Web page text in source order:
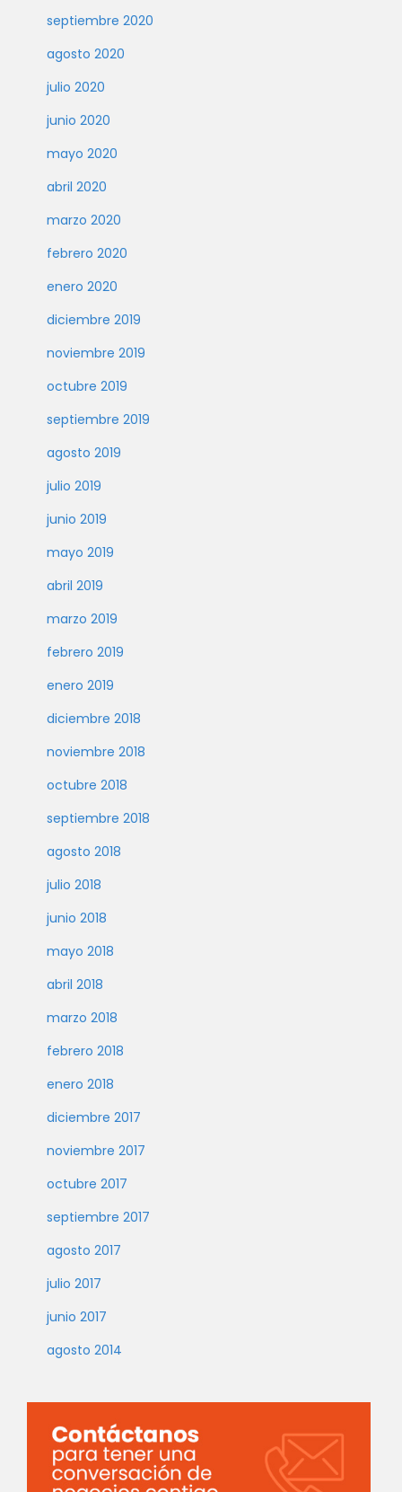
septiembre 2020
agosto 2020
julio 2020
junio 2020
mayo 2020
abril 2020
marzo 2020
febrero 2020
enero 2020
diciembre 2019
noviembre 2019
octubre 2019
septiembre 2019
agosto 2019
julio 2019
junio 2019
mayo 2019
abril 2019
marzo 2019
febrero 2019
enero 2019
diciembre 2018
noviembre 2018
octubre 2018
septiembre 2018
agosto 2018
julio 2018
junio 2018
mayo 2018
abril 2018
marzo 2018
febrero 2018
enero 2018
diciembre 2017
noviembre 2017
octubre 2017
septiembre 2017
agosto 2017
julio 2017
junio 2017
agosto 2014